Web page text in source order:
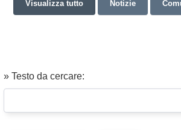
Visualizza tutto Notizie
» Testo da cercare: